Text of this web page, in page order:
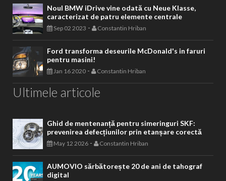
Noul BMW iDrive vine odată cu Neue Klasse,
caracterizat de patru elemente centrale
Sep 02 2023 - Constantin Hriban
Ford transforma deseurile McDonald's in faruri
pentru masini!
Jan 16 2020 - Constantin Hriban
Ultimele articole
Ghid de mentenanță pentru simeringuri SKF:
prevenirea defecțiunilor prin etanșare corectă
May 12 2026 - Constantin Hriban
AUMOVIO sărbătorește 20 de ani de tahograf
digital